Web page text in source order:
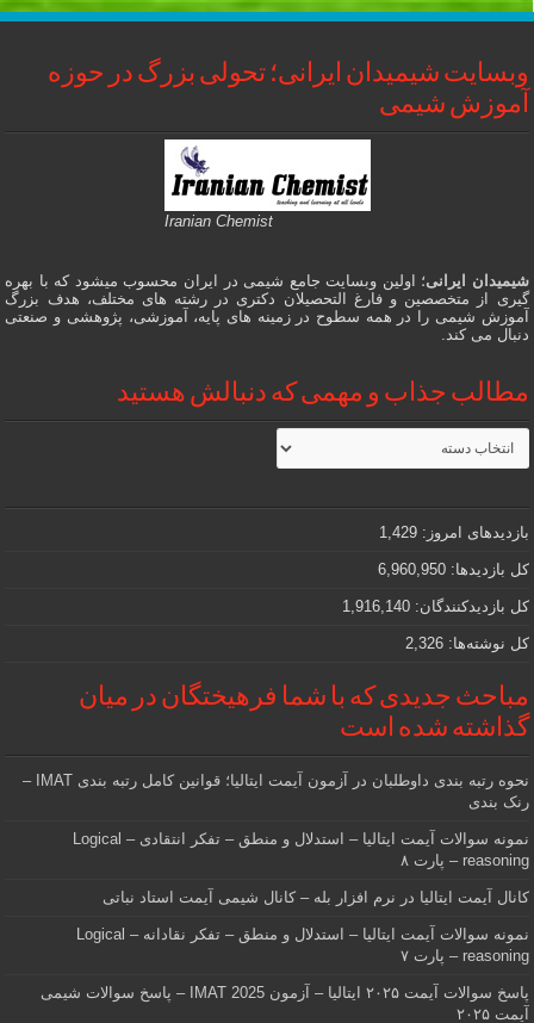
وبسایت شیمیدان ایرانی؛ تحولی بزرگ در حوزه
آموزش شیمی
Iranian Chemist
شیمیدان ایرانی؛ اولین وبسایت جامع شیمی در ایران محسوب میشود که با بهره
گیری از متخصصین و فارغ التحصیلان دکتری در رشته های مختلف، هدف بزرگ
آموزش شیمی را در همه سطوح در زمینه های پایه، آموزشی، پژوهشی و صنعتی
دنبال می کند.
مطالب جذاب و مهمی که دنبالش هستید
مطالب
جذاب
و
که
دنبالش
هستید
بازدیدهای امروز: 1,429
کل بازدیدها: 6,960,950
کل بازدیدکنند‌گان: 1,916,140
کل نوشته‌ها: 2,326
مباحث جدیدی که با شما فرهیختگان در میان
گذاشته شده است
نحوه رتبه بندی داوطلبان در آزمون آیمت ایتالیا؛ قوانین کامل رتبه بندی IMAT –
رنک بندی
نمونه سوالات آیمت ایتالیا – استدلال و منطق – تفکر انتقادی – Logical
reasoning – پارت ۸
کانال آیمت ایتالیا در نرم افزار بله – کانال شیمی آیمت استاد نباتی
نمونه سوالات آیمت ایتالیا – استدلال و منطق – تفکر نقادانه – Logical
reasoning – پارت ۷
پاسخ سوالات آیمت ۲۰۲۵ ایتالیا – آزمون IMAT 2025 – پاسخ سوالات شیمی
آیمت ۲۰۲۵